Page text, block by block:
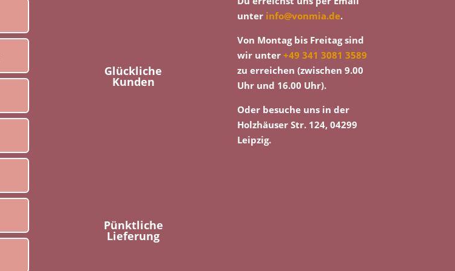
Glückliche
Kunden
Pünktliche
Lieferung
unter info@vonmia.de.
Von Montag bis Freitag sind
wir unter+49 341 3081 3589
zu erreichen (zwischen 9.00
Uhr und 16.00 Uhr).
Oder besuche uns in der
Holzhäuser Str. 124, 04299
Leipzig.